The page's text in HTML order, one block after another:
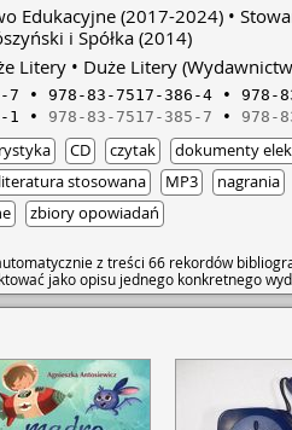
Edukacyjne (2017-2024)
i Spółka (2014)
Litery Duże Litery
7 978-83-7517-386-4 978-
1
978-83-7517-385-7 978-
CD czytak dokumenty
literatura stosowana MP3 nagrania
zbiory opowiadań
z treści 66 rekordów
jako opisu jednego konkretnego